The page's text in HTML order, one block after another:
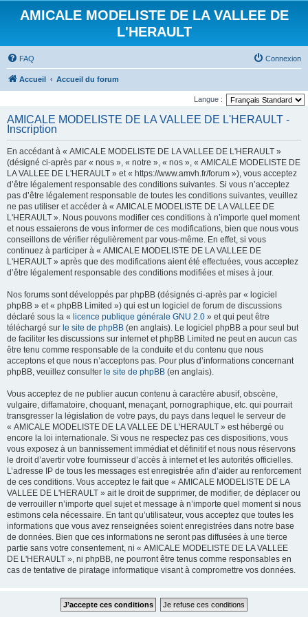
AMICALE MODELISTE DE LA VALLEE DE
L'HERAULT
FAQ Connexion
Accueil Accueil du forum
Langue :
AMICALE MODELISTE DE LA VALLEE DE L'HERAULT -
Inscription
En accédant à « AMICALE MODELISTE DE LA VALLEE DE L'HERAULT »
(désigné ci-après par « nous », « notre », « nos », « AMICALE MODELISTE DE
LA VALLEE DE L'HERAULT » et « https://www.amvh.fr/forum »), vous acceptez
d’être légalement responsable des conditions suivantes. Si vous n’acceptez
pas d’être légalement responsable de toutes les conditions suivantes, veuillez
ne pas utiliser et accéder à « AMICALE MODELISTE DE LA VALLEE DE
L'HERAULT ». Nous pouvons modifier ces conditions à n’importe quel moment
et nous essaierons de vous informer de ces modifications, bien que nous vous
conseillons de vérifier régulièrement par vous-même. En effet, si vous
continuez à participer à « AMICALE MODELISTE DE LA VALLEE DE
L'HERAULT » après que des modifications aient été effectuées, vous acceptez
d’être légalement responsable des conditions modifiées et mises à jour.
Nos forums sont développés par phpBB (désignés ci-après par « logiciel
phpBB » et « phpBB Limited ») qui est un logiciel de forum de discussions
déclaré sous la « licence publique générale GNU 2.0 » et qui peut être
téléchargé sur le site de phpBB (en anglais). Le logiciel phpBB a pour seul but
de faciliter les discussions sur internet et phpBB Limited ne peut en aucun cas
être tenu comme responsable de la conduite et du contenu que nous
acceptons et que nous n’acceptons pas. Pour plus d’informations concernant
phpBB, veuillez consulter le site de phpBB (en anglais).
Vous acceptez de ne publier aucun contenu à caractère abusif, obscène,
vulgaire, diffamatoire, choquant, menaçant, pornographique, etc. qui pourrait
transgresser la législation de votre pays, du pays dans lequel le serveur de
« AMICALE MODELISTE DE LA VALLEE DE L'HERAULT » est hébergé ou
encore la loi internationale. Si vous ne respectez pas ces dispositions, vous
vous exposez à un bannissement immédiat et définitif et nous nous réservons
le droit d’avertir votre fournisseur d’accès à internet et les autorités officielles.
L’adresse IP de tous les messages est enregistrée afin d’aider au renforcement
de ces conditions. Vous acceptez le fait que « AMICALE MODELISTE DE LA
VALLEE DE L'HERAULT » ait le droit de supprimer, de modifier, de déplacer ou
de verrouiller n’importe quel sujet et message à n’importe quel moment si nous
estimons cela nécessaire. En tant qu’utilisateur, vous acceptez que toutes les
informations que vous avez renseignées soient enregistrées dans notre base
de données. Bien que ces informations ne seront pas diffusées à une tierce
partie sans votre consentement, ni « AMICALE MODELISTE DE LA VALLEE
DE L'HERAULT », ni phpBB, ne pourront être tenus comme responsables en
cas de tentative de piratage informatique visant à compromettre vos données.